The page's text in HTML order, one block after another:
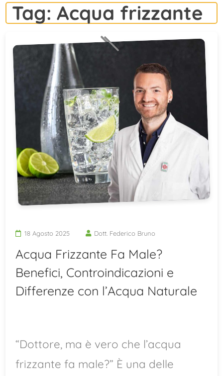
Tag:Acqua frizzante
18 Agosto 2025 Dott. Federico Bruno
Acqua Frizzante Fa Male?
Benefici, Controindicazioni e
Differenze con l’Acqua Naturale
“Dottore, ma è vero che l’acqua
frizzante fa male?” È una delle